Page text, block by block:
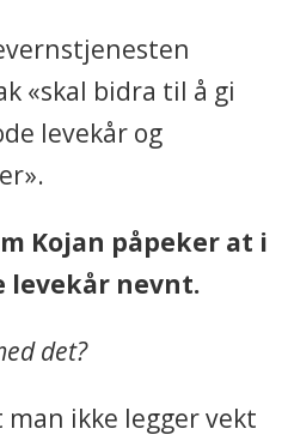
«skal bidra til å gi
levekår og
Kojan påpeker at i
levekår nevnt.
det?
ikke legger vekt